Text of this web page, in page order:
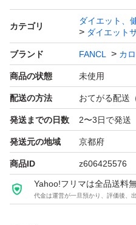
カテゴリ
ダイエット、
ダイエット
ブランド FANCL カ
商品の状態 未使用
配送の方法 おてがる配送
発送までの日数 2〜3日で発送
発送元の地域 京都府
商品ID z606425576
Yahoo!フリマは全品送料
代金は運営が一旦預かり、評価後、